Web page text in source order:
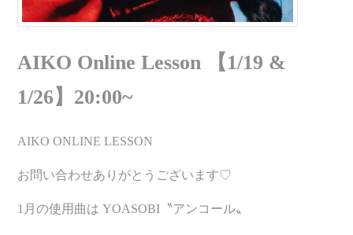
AIKO Online Lesson 【1/19 &
1/26】20:00~
AIKO ONLINE LESSON
お問い合わせありがとうございます♡
1月の使用曲は YOASOBI〝アンコール〟